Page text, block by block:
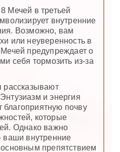
Мечей в третьей
внутренние
Возможно, вам
или неуверенность в
предупреждает о
себя тормозить из-за
рассказывают
и энергия
почву
которые
Однако важно
ваши внутренние
препятствием